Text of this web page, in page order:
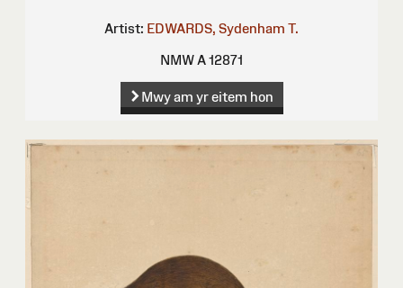
Artist: EDWARDS, Sydenham T.
NMW A 12871
Mwy am yr eitem hon